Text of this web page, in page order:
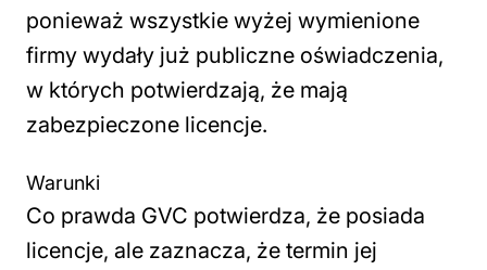
ponieważ wszystkie wyżej wymienione
firmy wydały już publiczne oświadczenia,
w których potwierdzają, że mają
zabezpieczone licencje.
Warunki
Co prawda GVC potwierdza, że posiada
licencje, ale zaznacza, że termin jej